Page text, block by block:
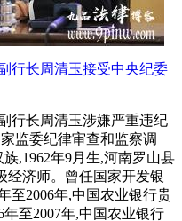
行长周清玉接受中央纪委
行长周清玉涉嫌严重违纪
监委纪律审查和监察调
,1962年9月生,河南罗山县
经济师。曾任国家开发银
至2006年,中国农业银行贵
至2007年,中国农业银行